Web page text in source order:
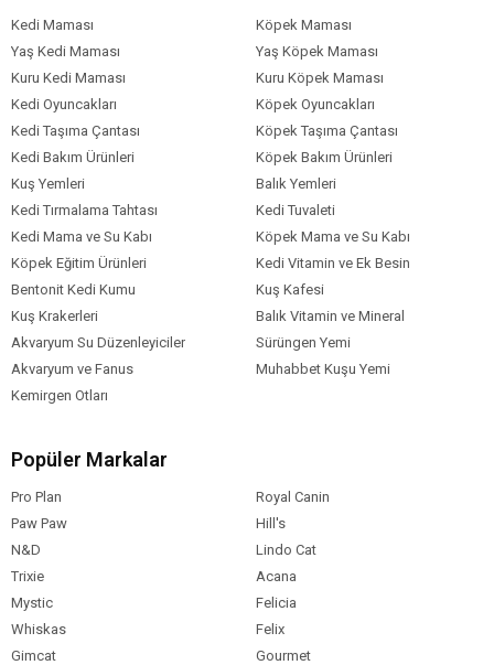
Kedi Maması
Köpek Maması
Yaş Kedi Maması
Yaş Köpek Maması
Kuru Kedi Maması
Kuru Köpek Maması
Kedi Oyuncakları
Köpek Oyuncakları
Kedi Taşıma Çantası
Köpek Taşıma Çantası
Kedi Bakım Ürünleri
Köpek Bakım Ürünleri
Kuş Yemleri
Balık Yemleri
Kedi Tırmalama Tahtası
Kedi Tuvaleti
Kedi Mama ve Su Kabı
Köpek Mama ve Su Kabı
Köpek Eğitim Ürünleri
Kedi Vitamin ve Ek Besin
Bentonit Kedi Kumu
Kuş Kafesi
Kuş Krakerleri
Balık Vitamin ve Mineral
Akvaryum Su Düzenleyiciler
Sürüngen Yemi
Akvaryum ve Fanus
Muhabbet Kuşu Yemi
Kemirgen Otları
Popüler Markalar
Pro Plan
Royal Canin
Paw Paw
Hill's
N&D
Lindo Cat
Trixie
Acana
Mystic
Felicia
Whiskas
Felix
Gimcat
Gourmet